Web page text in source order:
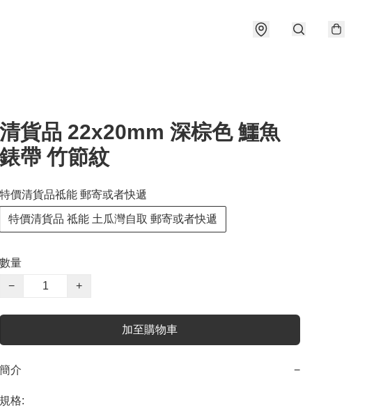
清貨品 22x20mm 深棕色 鱷魚
錶帶 竹節紋
特價清貨品祗能 郵寄或者快遞
特價清貨品 祗能 土瓜灣自取 郵寄或者快遞
數量
−
+
加至購物車
簡介 −
規格: